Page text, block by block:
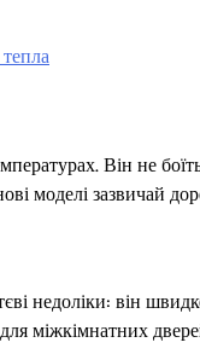
Він не
моделі зазвичай
недоліки: він
міжкімнатних